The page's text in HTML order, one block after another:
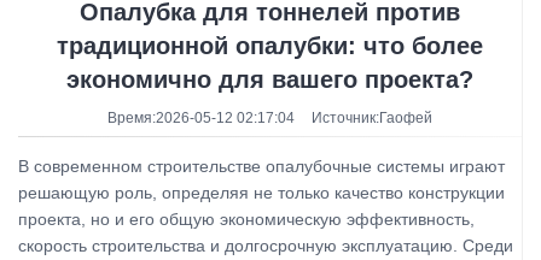
Опалубка для тоннелей против
традиционной опалубки: что более
экономично для вашего проекта?
Время:2026-05-12 02:17:04 Источник:Гаофей
В современном строительстве опалубочные системы играют
решающую роль, определяя не только качество конструкции
проекта, но и его общую экономическую эффективность,
скорость строительства и долгосрочную эксплуатацию. Среди